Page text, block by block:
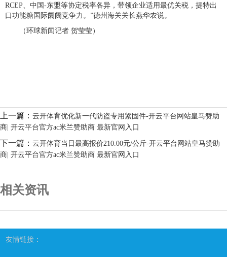
RCEP、中国-东盟等协定税率各异，带领企业适用最优关税，提特出
口功能糖国际阛阓竞争力。”德州海关关长燕华农说。
（环球新闻记者 贺莹莹）
上一篇： 云开体育优化新一代防盗专用紧固件-开云平台网站皇马赞助
商| 开云平台官方ac米兰赞助商 最新官网入口
下一篇： 云开体育当日最高报价210.00元/公斤-开云平台网站皇马赞助
商| 开云平台官方ac米兰赞助商 最新官网入口
相关资讯
友情链接：